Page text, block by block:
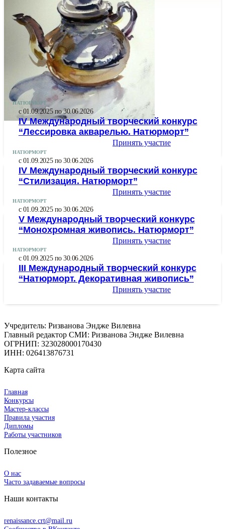
НАТЮРМОРТ
с 01.09.2025 по 30.06.2026
IV Международный творческий конкурс
“Лессировка акварелью. Натюрморт”
Принять участие
НАТЮРМОРТ
с 01.09.2025 по 30.06.2026
IV Международный творческий конкурс
“Стилизация. Натюрморт”
Принять участие
НАТЮРМОРТ
с 01.09.2025 по 30.06.2026
V Международный творческий конкурс
“Монохромная живопись. Натюрморт”
Принять участие
НАТЮРМОРТ
с 01.09.2025 по 30.06.2026
III Международный творческий конкурс
“Натюрморт. Декоративная живопись”
Принять участие
Учредитель: Ризванова Эндже Вилевна
Главный редактор СМИ: Ризванова Эндже Вилевна
ОГРНИП: 323028000170430
ИНН: 026413876731
Карта сайта
Главная
Конкурсы
Мастер-классы
Правила участия
Дипломы
Работы участников
Полезное
О нас
Часто задаваемые вопросы
Наши контакты
renaissance.crt@mail.ru